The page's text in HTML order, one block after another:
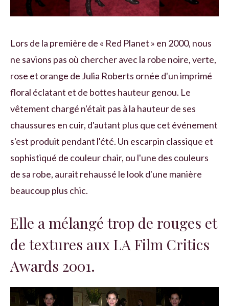
Lors de la première de « Red Planet » en 2000, nous
ne savions pas où chercher avec la robe noire, verte,
rose et orange de Julia Roberts ornée d'un imprimé
floral éclatant et de bottes hauteur genou. Le
vêtement chargé n'était pas à la hauteur de ses
chaussures en cuir, d'autant plus que cet événement
s'est produit pendant l'été. Un escarpin classique et
sophistiqué de couleur chair, ou l'une des couleurs
de sa robe, aurait rehaussé le look d'une manière
beaucoup plus chic.
Elle a mélangé trop de rouges et
de textures aux LA Film Critics
Awards 2001.